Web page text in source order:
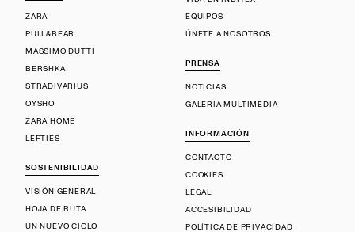
ZARA
PULL&BEAR
MASSIMO DUTTI
BERSHKA
STRADIVARIUS
OYSHO
ZARA HOME
LEFTIES
SOSTENIBILIDAD
VISIÓN GENERAL
HOJA DE RUTA
UN NUEVO CICLO
EQUIPOS
ÚNETE A NOSOTROS
PRENSA
NOTICIAS
GALERÍA MULTIMEDIA
INFORMACIÓN
CONTACTO
COOKIES
LEGAL
ACCESIBILIDAD
POLÍTICA DE PRIVACIDAD